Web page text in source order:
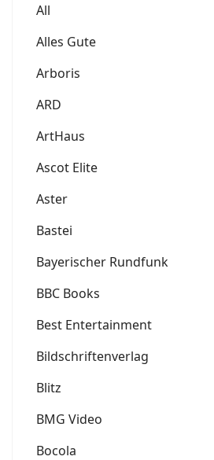
All
Alles Gute
Arboris
ARD
ArtHaus
Ascot Elite
Aster
Bastei
Bayerischer Rundfunk
BBC Books
Best Entertainment
Bildschriftenverlag
Blitz
BMG Video
Bocola